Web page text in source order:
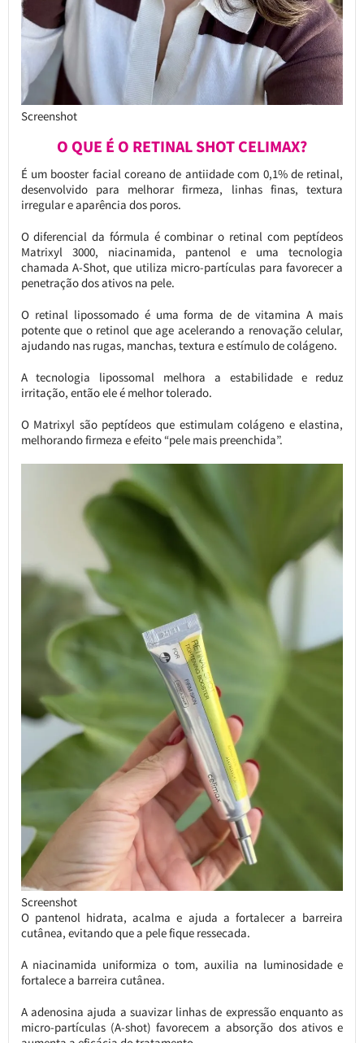
Screenshot
O QUE É O RETINAL SHOT CELIMAX?
É um booster facial coreano de antiidade com 0,1% de retinal,
desenvolvido para melhorar firmeza, linhas finas, textura
irregular e aparência dos poros.
O diferencial da fórmula é combinar o retinal com peptídeos
Matrixyl 3000, niacinamida, pantenol e uma tecnologia
chamada A-Shot, que utiliza micro-partículas para favorecer a
penetração dos ativos na pele.
O retinal lipossomado é uma forma de de vitamina A mais
potente que o retinol que age acelerando a renovação celular,
ajudando nas rugas, manchas, textura e estímulo de colágeno.
A tecnologia lipossomal melhora a estabilidade e reduz
irritação, então ele é melhor tolerado.
O Matrixyl são peptídeos que estimulam colágeno e elastina,
melhorando firmeza e efeito “pele mais preenchida”.
Screenshot
O pantenol hidrata, acalma e ajuda a fortalecer a barreira
cutânea, evitando que a pele fique ressecada.
A niacinamida uniformiza o tom, auxilia na luminosidade e
fortalece a barreira cutânea.
A adenosina ajuda a suavizar linhas de expressão enquanto as
micro-partículas (A-shot) favorecem a absorção dos ativos e